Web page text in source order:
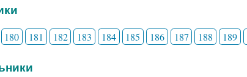
180 181 182 183 184 185 186 187 188 189